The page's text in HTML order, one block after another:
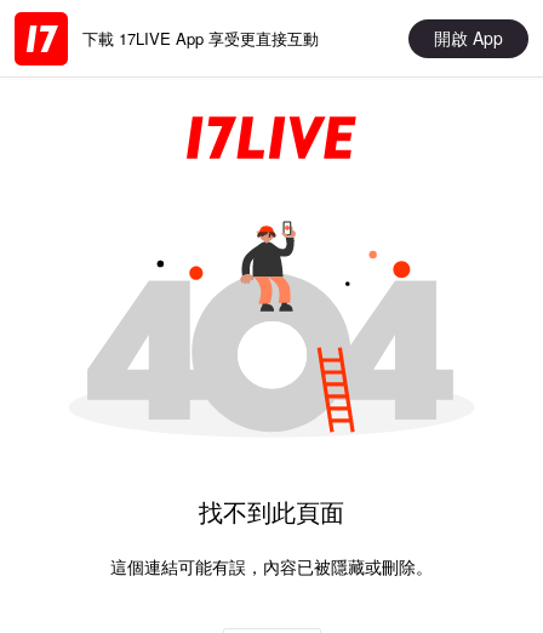
下載 17LIVE App 享受更直接互動 開啟 App
找不到此頁面
這個連結可能有誤，內容已被隱藏或刪除。